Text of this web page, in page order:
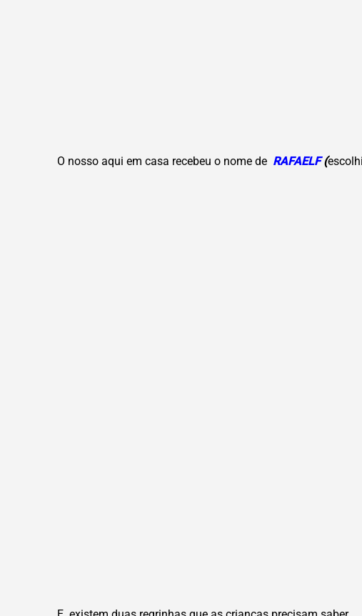
O nosso aqui em casa recebeu o nome de RAFAELF(